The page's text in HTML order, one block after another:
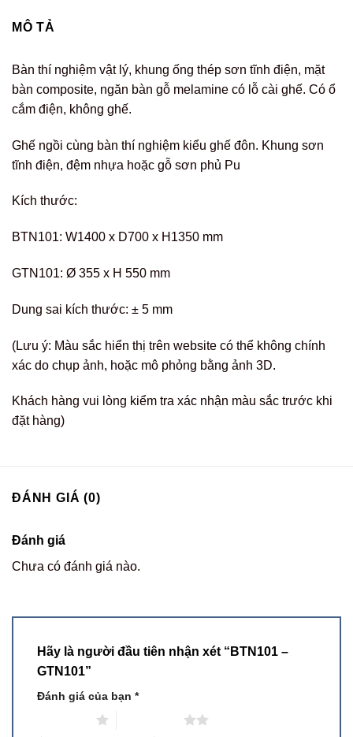
MÔ TẢ
Bàn thí nghiệm vật lý, khung ống thép sơn tĩnh điện, mặt
bàn composite, ngăn bàn gỗ melamine có lỗ cài ghế. Có ổ
cắm điện, không ghế.
Ghế ngồi cùng bàn thí nghiệm kiểu ghế đôn. Khung sơn
tĩnh điện, đệm nhựa hoặc gỗ sơn phủ Pu
Kích thước:
BTN101: W1400 x D700 x H1350 mm
GTN101: Ø 355 x H 550 mm
Dung sai kích thước: ± 5 mm
(Lưu ý: Màu sắc hiển thị trên website có thể không chính
xác do chụp ảnh, hoặc mô phỏng bằng ảnh 3D.
Khách hàng vui lòng kiểm tra xác nhận màu sắc trước khi
đặt hàng)
ĐÁNH GIÁ (0)
Đánh giá
Chưa có đánh giá nào.
Hãy là người đầu tiên nhận xét “BTN101 –
GTN101”
Đánh giá của bạn *